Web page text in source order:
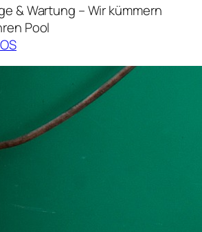
& Wartung – Wir kümmern
Pool